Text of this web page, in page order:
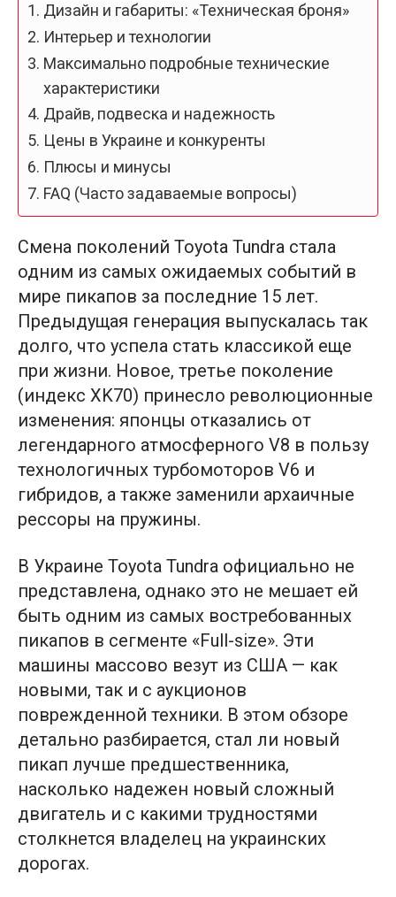
Дизайн и габариты: «Техническая броня»
Интерьер и технологии
Максимально подробные технические
характеристики
Драйв, подвеска и надежность
Цены в Украине и конкуренты
Плюсы и минусы
FAQ (Часто задаваемые вопросы)
Смена поколений Toyota Tundra стала
одним из самых ожидаемых событий в
мире пикапов за последние 15 лет.
Предыдущая генерация выпускалась так
долго, что успела стать классикой еще
при жизни. Новое, третье поколение
(индекс XK70) принесло революционные
изменения: японцы отказались от
легендарного атмосферного V8 в пользу
технологичных турбомоторов V6 и
гибридов, а также заменили архаичные
рессоры на пружины.
В Украине Toyota Tundra официально не
представлена, однако это не мешает ей
быть одним из самых востребованных
пикапов в сегменте «Full-size». Эти
машины массово везут из США — как
новыми, так и с аукционов
поврежденной техники. В этом обзоре
детально разбирается, стал ли новый
пикап лучше предшественника,
насколько надежен новый сложный
двигатель и с какими трудностями
столкнется владелец на украинских
дорогах.